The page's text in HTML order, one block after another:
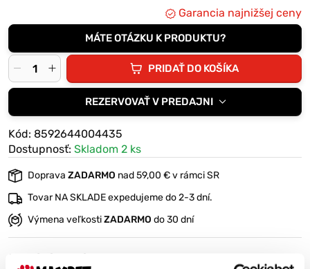
Garancia najnižšej ceny
MÁTE OTÁZKU K PRODUKTU?
PRIDAŤ DO KOŠÍKA
REZERVOVAŤ V PREDAJNI
Kód: 8592644004435
Dostupnosť: Skladom 2 ks
Doprava ZADARMO nad 59,00 € v rámci SR
Tovar NA SKLADE expedujeme do 2-3 dní.
Výmena veľkostiZADARMO do 30 dní
VIAC O PRODUKTE